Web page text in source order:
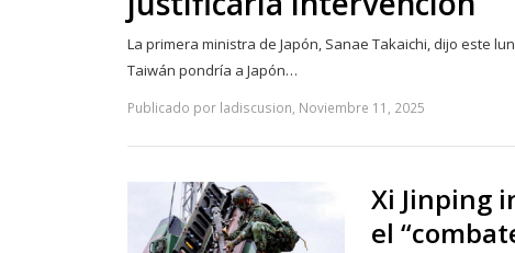
La primera ministra de Japón, Sanae Takaichi, dijo este
Taiwán pondría a Japón…
Publicado por ladiscusion, Noviembre 11, 2025
Xi Jinping
el